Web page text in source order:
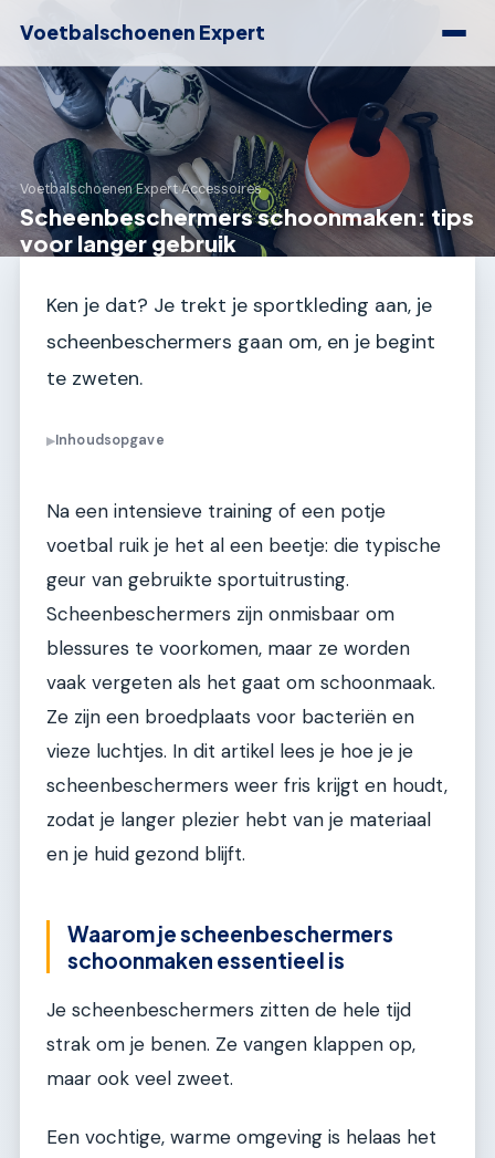
Voetbalschoenen Expert
Voetbalschoenen Expert›Accessoires
Scheenbeschermers schoonmaken: tips
voor langer gebruik
Ken je dat? Je trekt je sportkleding aan, je
scheenbeschermers gaan om, en je begint
te zweten.
▶Inhoudsopgave
Na een intensieve training of een potje
voetbal ruik je het al een beetje: die typische
geur van gebruikte sportuitrusting.
Scheenbeschermers zijn onmisbaar om
blessures te voorkomen, maar ze worden
vaak vergeten als het gaat om schoonmaak.
Ze zijn een broedplaats voor bacteriën en
vieze luchtjes. In dit artikel lees je hoe je je
scheenbeschermers weer fris krijgt en houdt,
zodat je langer plezier hebt van je materiaal
en je huid gezond blijft.
Waarom je scheenbeschermers
schoonmaken essentieel is
Je scheenbeschermers zitten de hele tijd
strak om je benen. Ze vangen klappen op,
maar ook veel zweet.
Een vochtige, warme omgeving is helaas het